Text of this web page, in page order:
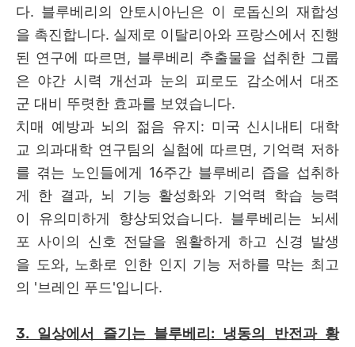
다. 블루베리의 안토시아닌은 이 로돕신의 재합성
을 촉진합니다. 실제로 이탈리아와 프랑스에서 진행
된 연구에 따르면, 블루베리 추출물을 섭취한 그룹
은 야간 시력 개선과 눈의 피로도 감소에서 대조
군 대비 뚜렷한 효과를 보였습니다.
치매 예방과 뇌의 젊음 유지: 미국 신시내티 대학
교 의과대학 연구팀의 실험에 따르면, 기억력 저하
를 겪는 노인들에게 16주간 블루베리 즙을 섭취하
게 한 결과, 뇌 기능 활성화와 기억력 학습 능력
이 유의미하게 향상되었습니다. 블루베리는 뇌세
포 사이의 신호 전달을 원활하게 하고 신경 발생
을 도와, 노화로 인한 인지 기능 저하를 막는 최고
의 '브레인 푸드'입니다.
3. 일상에서 즐기는 블루베리: 냉동의 반전과 황